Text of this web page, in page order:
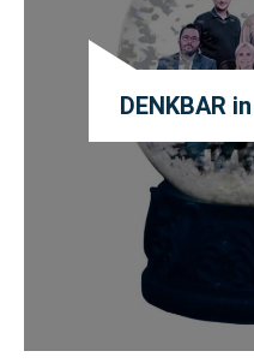
DENKBAR